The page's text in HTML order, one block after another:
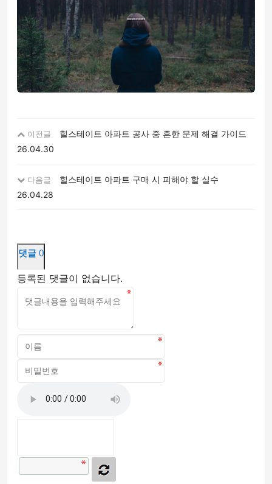
이전글
힐스테이트 아파트 공사 중 흔한 문제 해결 가이드
26.04.30
다음글
힐스테이트 아파트 구매 시 피해야 할 실수
26.04.28
댓글 0
등록된 댓글이 없습니다.